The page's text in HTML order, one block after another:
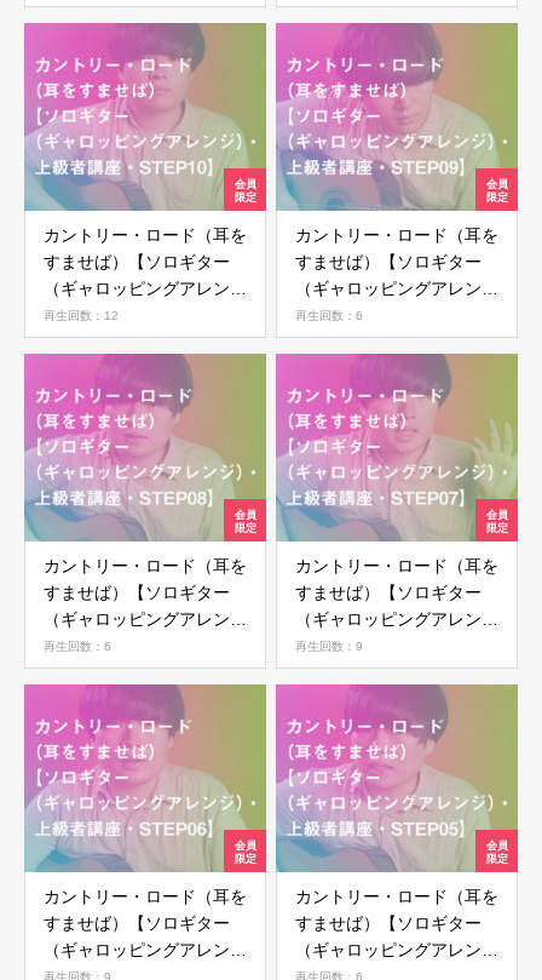
STEP11】
カントリー・ロード（耳を
すませば）【ソロギター
（ギャロッピングアレン
ジ）・上級者講座・
STEP10】
再生回数：12
カントリー・ロード（耳を
すませば）【ソロギター
（ギャロッピングアレン
ジ）・上級者講座・
STEP09】
再生回数：6
カントリー・ロード（耳を
すませば）【ソロギター
（ギャロッピングアレン
ジ）・上級者講座・
STEP08】
再生回数：6
カントリー・ロード（耳を
すませば）【ソロギター
（ギャロッピングアレン
ジ）・上級者講座・
STEP07】
再生回数：9
カントリー・ロード（耳を
すませば）【ソロギター
（ギャロッピングアレン
再生回数：9
カントリー・ロード（耳を
すませば）【ソロギター
（ギャロッピングアレン
再生回数：6